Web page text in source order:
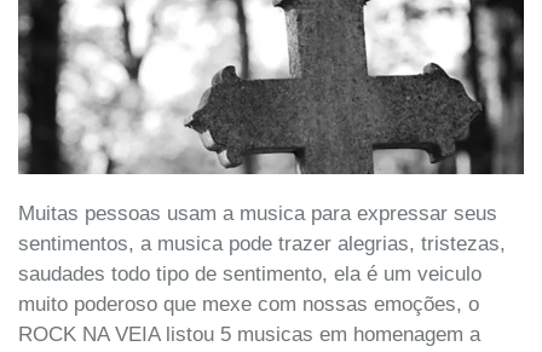
Muitas pessoas usam a musica para expressar seus
sentimentos, a musica pode trazer alegrias, tristezas,
saudades todo tipo de sentimento, ela é um veiculo
muito poderoso que mexe com nossas emoções, o
ROCK NA VEIA listou 5 musicas em homenagem a